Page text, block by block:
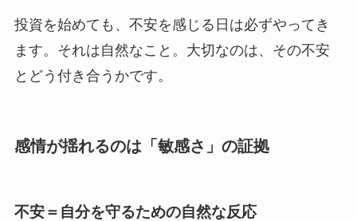
投資を始めても、不安を感じる日は必ずやってき
ます。それは自然なこと。大切なのは、その不安
とどう付き合うかです。
感情が揺れるのは「敏感さ」の証拠
不安＝自分を守るための自然な反応